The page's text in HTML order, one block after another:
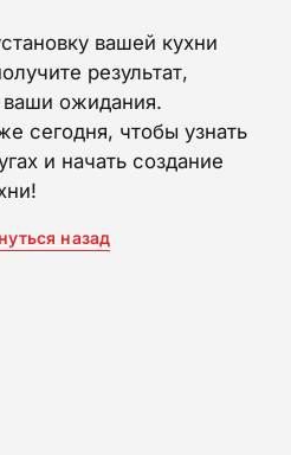
вашей кухни
результат,
ваши ожидания.
сегодня, чтобы узнать
и начать создание
назад